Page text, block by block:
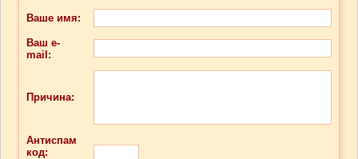
Ваше имя:
Ваш e-
mail:
Причина:
Антиспам
код: